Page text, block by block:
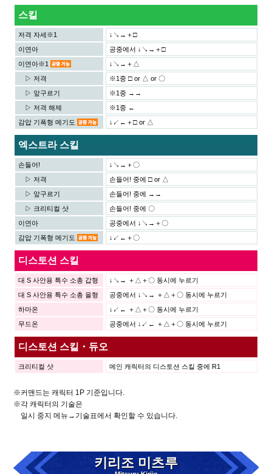
스킬
저격 자세※1
↓↘→＋□
이연아
공중에서 ↓↘→＋□
이연아※1
↓↘→＋△
▷ 저격
※1중 □ or △ or 〇
▷ 앞구르기
※1중 →→
▷ 저격 해제
※1중 ←
감압 기폭형 메기도
↓↙←＋□ or △
엑스트라 스킬
손들어!
↓↘→＋〇
▷ 저격
손들어! 중에 □ or △
▷ 앞구르기
손들어! 중에 →→
▷ 크리티컬 샷
손들어! 중에 〇
이연아
공중에서 ↓↘→＋〇
감압 기폭형 메기도
↓↙←＋〇
디스토션 스킬
대 S 사안용 특수 소총 갑형
↓↘→ ＋△＋〇 동시에 누르기
대 S 사안용 특수 소총 을형
공중에서 ↓↘→ ＋△＋〇 동시에 누르기
하마온
↓↙← ＋△＋〇 동시에 누르기
무드온
공중에서 ↓↙← ＋△＋〇 동시에 누르기
디스토션 스킬・듀오
크리티컬 샷 메인 캐릭터의 디스토션 스킬 중에 R1
※커맨드는 캐릭터 1P 기준입니다.
※각 캐릭터의 기술은
일시 중지 메뉴→기술표에서 확인할 수 있습니다.
키리조 미츠루